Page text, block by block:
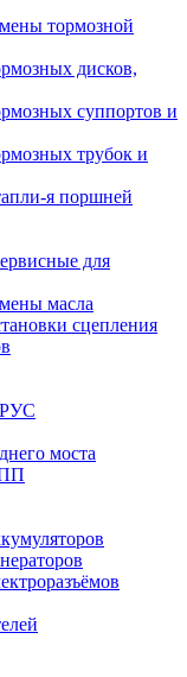
тормозной
дисков,
суппортов и
трубок и
я поршней
для
масла
сцепления
моста